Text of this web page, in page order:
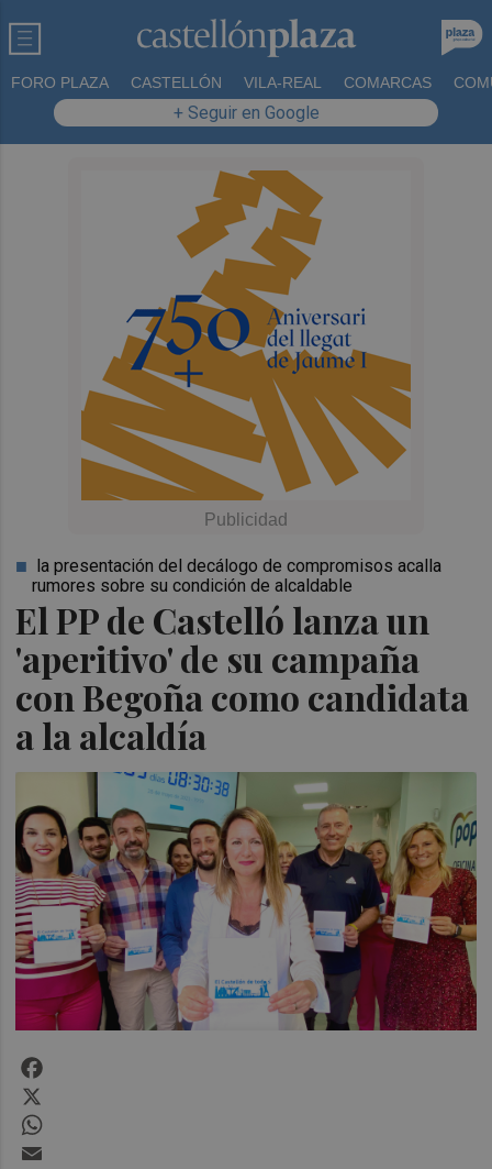
FORO PLAZA CASTELLÓN VILA-REAL COMARCAS
+ Seguir en Google
El PP de Castelló lanza un
'aperitivo' de su campaña
con Begoña como candidata
a la alcaldía
la presentación del decálogo de compromisos acalla
rumores sobre su condición de alcaldable